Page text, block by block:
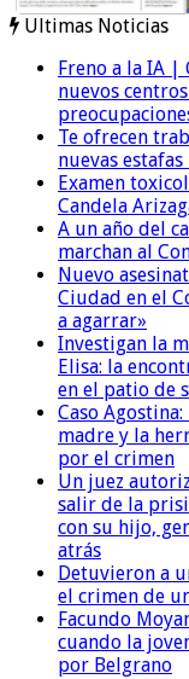
Ultimas Noticias
Freno a la IA
nuevos
Te ofrecen
nuevas
Examen
Candela
A un año del
marchan al
Nuevo
Ciudad en el
a agarrar»
Investigan la
Elisa: la
en el patio de
Caso
madre y la
por el crimen
Un juez
salir de la
con su hijo,
atrás
Detuvieron a
el crimen de
Facundo
cuando la
por Belgrano